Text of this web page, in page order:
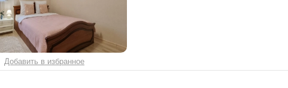
Добавить в избранное